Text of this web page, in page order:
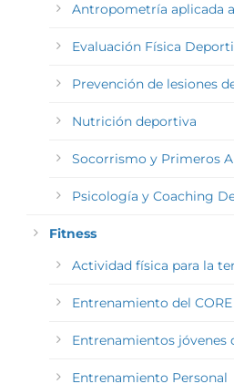
Antropometría aplicada
Evaluación Física
Prevención de lesiones
Nutrición deportiva
Socorrismo y Primeros
Psicología y Coaching
Fitness
Actividad física para la
Entrenamiento del CORE
Entrenamientos jóvenes
Entrenamiento Personal